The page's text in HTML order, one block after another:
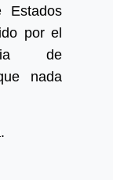
Estados
por el
de
nada